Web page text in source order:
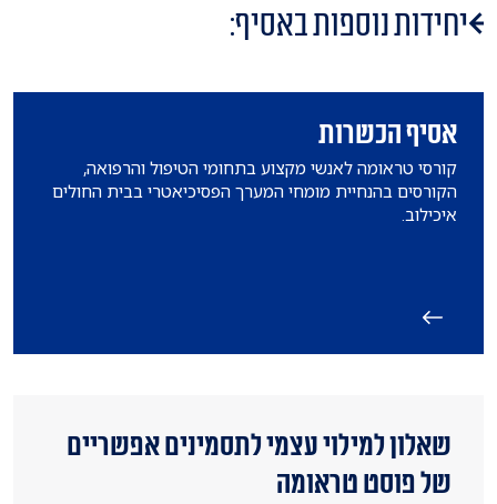
יחידות נוספות באסיף:
אסיף הכשרות
קורסי טראומה לאנשי מקצוע בתחומי הטיפול והרפואה,
הקורסים בהנחיית מומחי המערך הפסיכיאטרי בבית החולים
איכילוב.
שאלון למילוי עצמי לתסמינים אפשריים
של פוסט טראומה